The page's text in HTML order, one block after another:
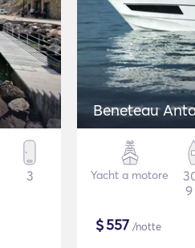
3
Beneteau
Yacht a motore
$557 /notte